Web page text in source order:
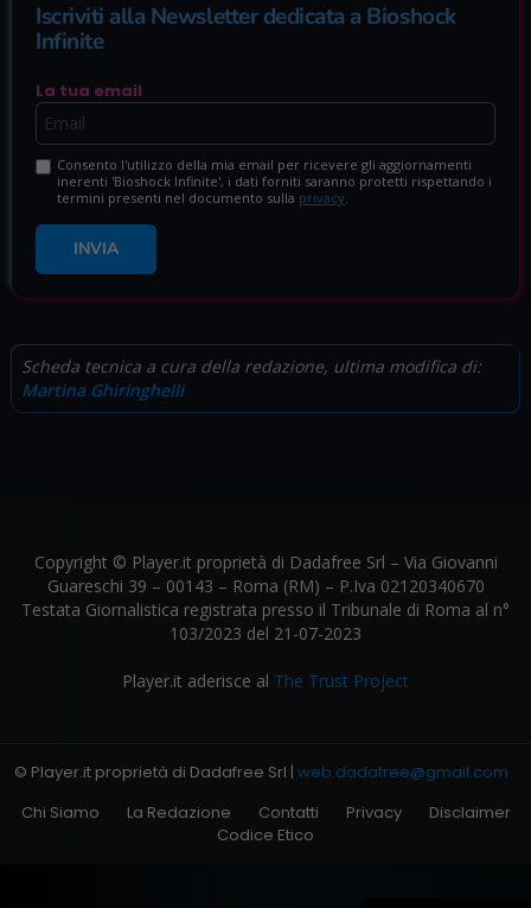
Iscriviti alla Newsletter dedicata a Bioshock
Infinite
La tua email
Consento l'utilizzo della mia email per ricevere gli aggiornamenti
inerenti 'Bioshock Infinite', i dati forniti saranno protetti rispettando i
termini presenti nel documento sulla privacy
INVIA
Scheda tecnica a cura della redazione, ultima modifica di:
Martina Ghiringhelli
Copyright © Player.it proprietà di Dadafree Srl – Via Giovanni
Guareschi 39 – 00143 – Roma (RM) – P.Iva 02120340670
Testata Giornalistica registrata presso il Tribunale di Roma al n°
103/2023 del 21-07-2023
Player.it aderisce al The Trust Project
© Player.it proprietà di Dadafree Srl | web.dadafree@gmail.com
Chi Siamo
La Redazione Contatti Privacy
Disclaimer
Codice Etico